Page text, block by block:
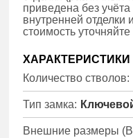
приведена без
внутренней отделки
стоимость уточняйте
ХАРАКТЕРИСТИКИ
Количество стволов:
Тип замка:
Внешние размеры